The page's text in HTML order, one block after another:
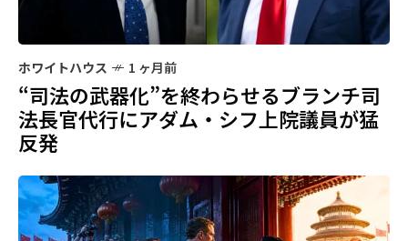
ホワイトハウス 1 ヶ月前
“司法の武器化”を終わらせるブランチ司
法長官代行にアダム・シフ上院議員が猛
反発